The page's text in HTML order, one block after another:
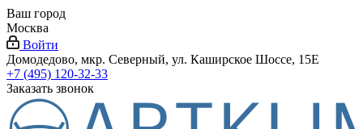
Ваш город
Москва
Войти
Домодедово, мкр. Северный, ул. Каширское Шоссе, 15Е
+7 (495) 120-32-33
Заказать звонок